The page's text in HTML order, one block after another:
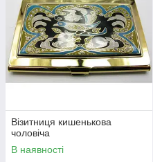
Візитниця кишенькова
чоловіча
В наявності